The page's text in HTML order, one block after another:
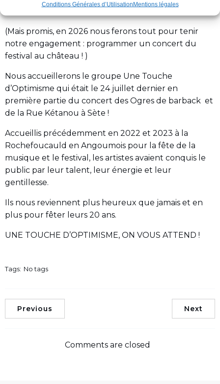
Conditions Générales d’UtilisationMentions légales
(Mais promis, en 2026 nous ferons tout pour tenir
notre engagement : programmer un concert du
festival au château ! )
Nous accueillerons le groupe Une Touche
d’Optimisme qui était le 24 juillet dernier en
première partie du concert des Ogres de barback et
de la Rue Kétanou à Sète !
Accueillis précédemment en 2022 et 2023 à la
Rochefoucauld en Angoumois pour la fête de la
musique et le festival, les artistes avaient conquis le
public par leur talent, leur énergie et leur
gentillesse.
Ils nous reviennent plus heureux que jamais et en
plus pour fêter leurs 20 ans.
UNE TOUCHE D’OPTIMISME, ON VOUS ATTEND !
Tags: No tags
Previous Next
Comments are closed